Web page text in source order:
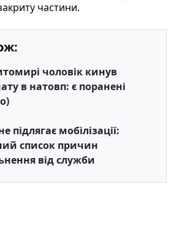
частини.
чоловік кинув
в натовп: є поранені
підлягає мобілізації:
список причин
від служби